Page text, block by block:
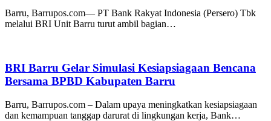
Barru, Barrupos.com— PT Bank Rakyat Indonesia (Persero) Tbk
melalui BRI Unit Barru turut ambil bagian…
BRI Barru Gelar Simulasi Kesiapsiagaan Bencana
Bersama BPBD Kabupaten Barru
Barru, Barrupos.com – Dalam upaya meningkatkan kesiapsiagaan
dan kemampuan tanggap darurat di lingkungan kerja, Bank…